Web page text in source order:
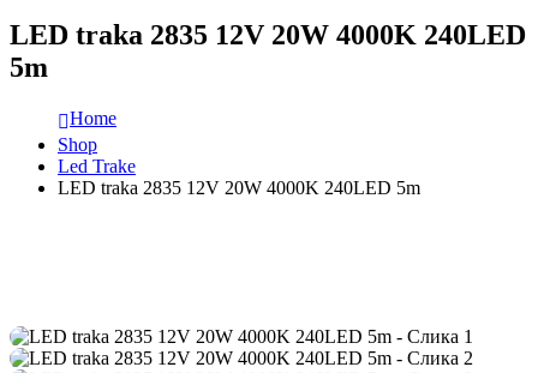
LED traka 2835 12V 20W 4000K 240LED
5m
Home
Shop
Led Trake
LED traka 2835 12V 20W 4000K 240LED 5m